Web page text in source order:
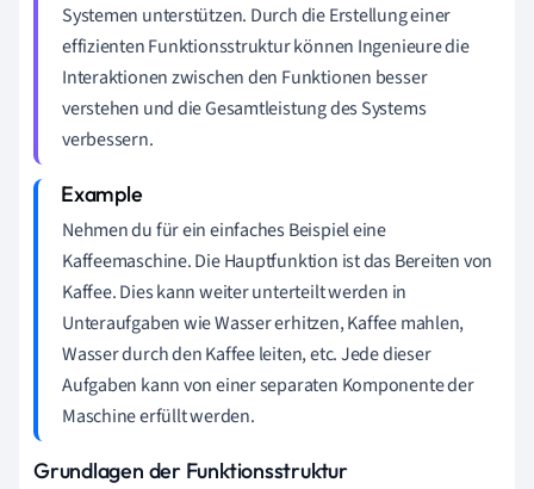
Systemen unterstützen. Durch die Erstellung einer
effizienten Funktionsstruktur können Ingenieure die
Interaktionen zwischen den Funktionen besser
verstehen und die Gesamtleistung des Systems
verbessern.
Nehmen du für ein einfaches Beispiel eine
Kaffeemaschine. Die Hauptfunktion ist das Bereiten von
Kaffee. Dies kann weiter unterteilt werden in
Unteraufgaben wie Wasser erhitzen, Kaffee mahlen,
Wasser durch den Kaffee leiten, etc. Jede dieser
Aufgaben kann von einer separaten Komponente der
Maschine erfüllt werden.
Grundlagen der Funktionsstruktur